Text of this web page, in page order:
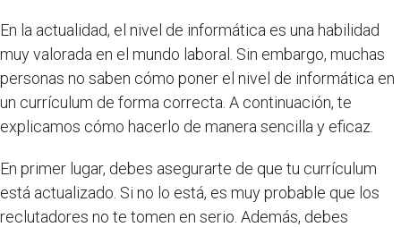
En la actualidad, el nivel de informática es una habilidad
muy valorada en el mundo laboral. Sin embargo, muchas
personas no saben cómo poner el nivel de informática en
un currículum de forma correcta. A continuación, te
explicamos cómo hacerlo de manera sencilla y eficaz.
En primer lugar, debes asegurarte de que tu currículum
está actualizado. Si no lo está, es muy probable que los
reclutadores no te tomen en serio. Además, debes